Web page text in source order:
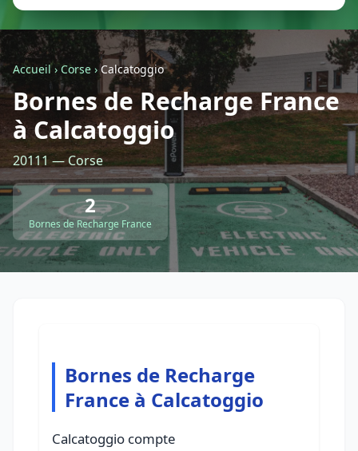
Je ne sais pas encore
Autre
Retour à la liste des métiers
CGU-Confidentialité- Service proposé parViteUnDevis.com-Vous
Accueil› Corse › Calcatoggio
Bornes de Recharge France
à Calcatoggio
20111 — Corse
2
Bornes de Recharge France
Bornes de Recharge
France à Calcatoggio
Calcatoggio compte